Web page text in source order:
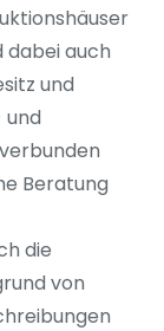
dabei auch
und
Beratung
die
von